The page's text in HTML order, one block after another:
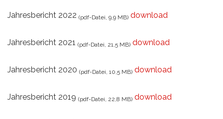
Jahresbericht 2022 (pdf-Datei, 9,9 MB) download
Jahresbericht 2021 (pdf-Datei, 21,5 MB) download
Jahresbericht 2020 (pdf-Datei, 10,5 MB) download
Jahresbericht 2019 (pdf-Datei, 22,8 MB) download